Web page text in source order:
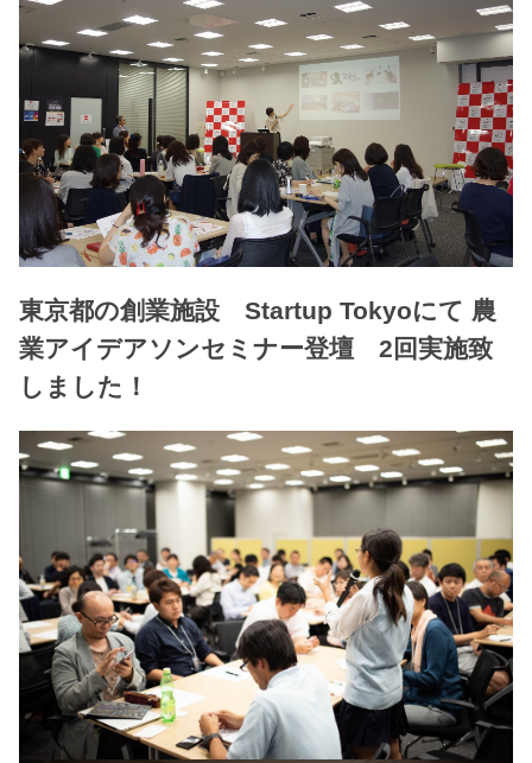
東京都の創業施設 Startup Tokyoにて 農
業アイデアソンセミナー登壇 2回実施致
しました！